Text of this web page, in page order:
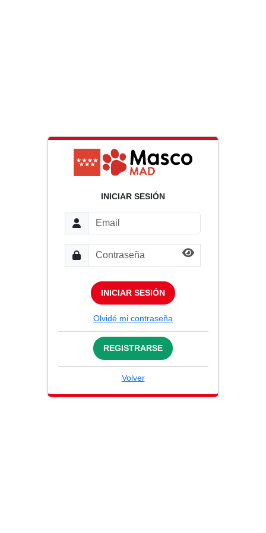
INICIAR SESIÓN
INICIAR SESIÓN
Olvidé mi contraseña
REGISTRARSE
Volver